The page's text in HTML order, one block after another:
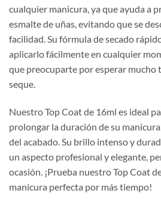
cualquier manicura, ya que ayuda a
esmalte de uñas, evitando que se
facilidad. Su fórmula de secado
aplicarlo fácilmente en cualquier
que preocuparte por esperar mucho
seque.
Nuestro Top Coat de 16ml es ideal
prolongar la duración de su
del acabado. Su brillo intenso y
un aspecto profesional y elegante,
ocasión. ¡Prueba nuestro Top Coat
manicura perfecta por más tiempo!